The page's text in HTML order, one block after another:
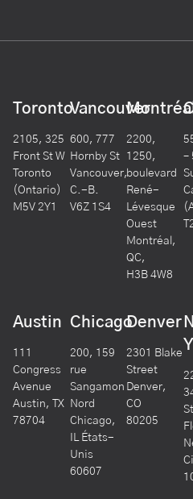
Toronto
2105, 325
Front St W
Toronto
(Ontario)
M5V 2Y1
Vancouver
600, 777
Hornby St
Vancouver,
C.-B.
V6Z 1S4
2200,
1250,
boulevard
René-
Lévesque
Ouest
Montréal,
QC,
H3B 4W8
–
Austin
111
Congress
Avenue
Austin, TX
78704
Chicago
200, 159
rue
Sangamon
Nord
Chicago,
IL États-
Unis
60607
Denver
2301 Blake
Street
Denver,
CO
80205